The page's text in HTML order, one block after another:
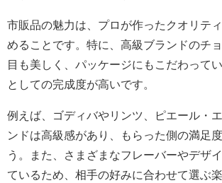
市販品の魅力は、プロが作ったクオリテ
めることです。特に、高級ブランドのチ
目も美しく、パッケージにもこだわって
としての完成度が高いです。
例えば、ゴディバやリンツ、ピエール・
ンドは高級感があり、もらった側の満足
う。また、さまざまなフレーバーやデザ
ているため、相手の好みに合わせて選ぶ